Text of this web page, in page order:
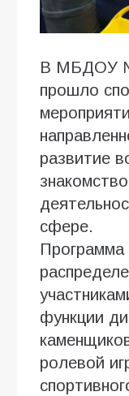
В МБДОУ №
прошло
развитие
сфере.
Программа
функции
ролевой